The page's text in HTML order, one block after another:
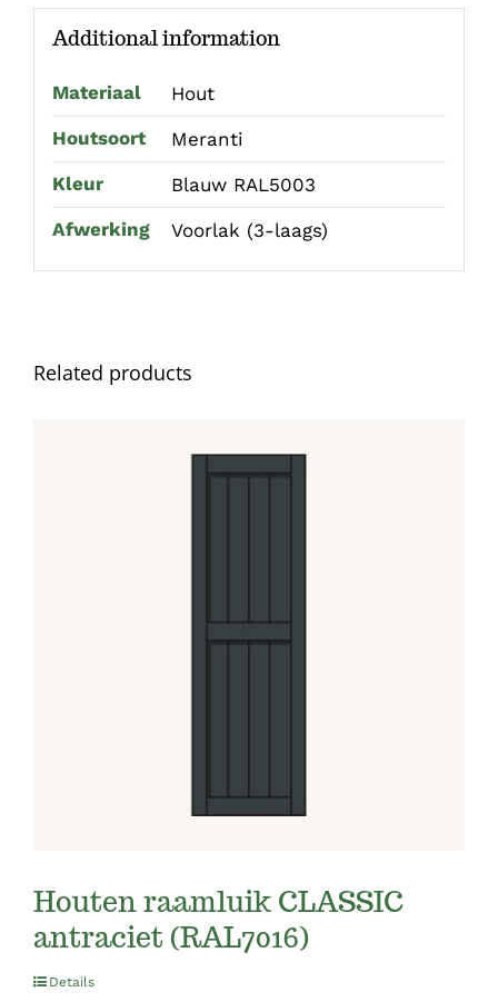
Additional information
Materiaal
Hout
Houtsoort
Meranti
Kleur
Blauw RAL5003
Afwerking
Voorlak (3-laags)
Related products
Houten raamluik CLASSIC
antraciet (RAL7016)
Details